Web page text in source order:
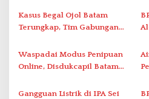
o
Pelayanan Kefarmasian
Kasus Begal Ojol Batam
Terungkap, Tim Gabungan
Simpang Dam
Waspadai Modus Penipuan
Online, Disdukcapil Batam
Tatap Muka
Gangguan Listrik di IPA Sei